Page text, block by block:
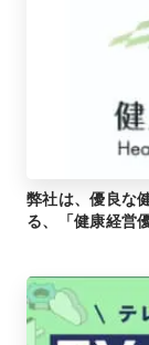
弊社は、優良な
る、「健康経営